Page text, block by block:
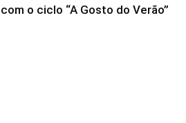
o ciclo “A Gosto do Verão”